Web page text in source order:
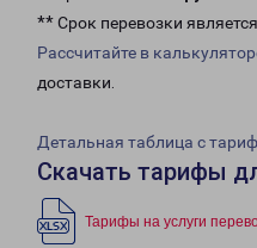
** Срок перевозки является
Рассчитайте в
доставки.
Детальная таблица с
Скачать тарифы
Тарифы на услуги